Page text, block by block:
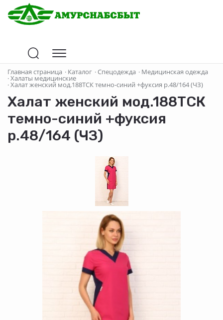
Главная страница · Каталог ·Спецодежда · Медицинская одежда
·Халаты медицинские
·Халат женский мод.188ТСК темно-синий +фуксия р.48/164 (ЧЗ)
Халат женский мод.188ТСК
темно-синий +фуксия
р.48/164 (ЧЗ)